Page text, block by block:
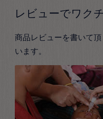
レビューでワク
商品レビューを書いて
います。